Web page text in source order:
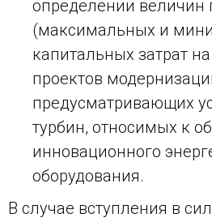
определении величин
(максимальных и
капитальных затрат
проектов
предусматривающих
турбин, относимых к
инновационного
оборудования.
В случае вступления в